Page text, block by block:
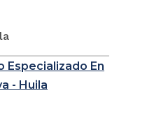
Especializado En
- Huila